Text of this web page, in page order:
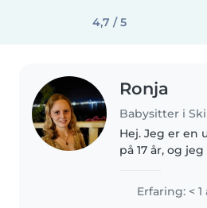
4,7 / 5
Ronja
Babysitter i
Hej. Jeg er en
på 17 år, og
passe børn
minder om
Erfaring: < 1